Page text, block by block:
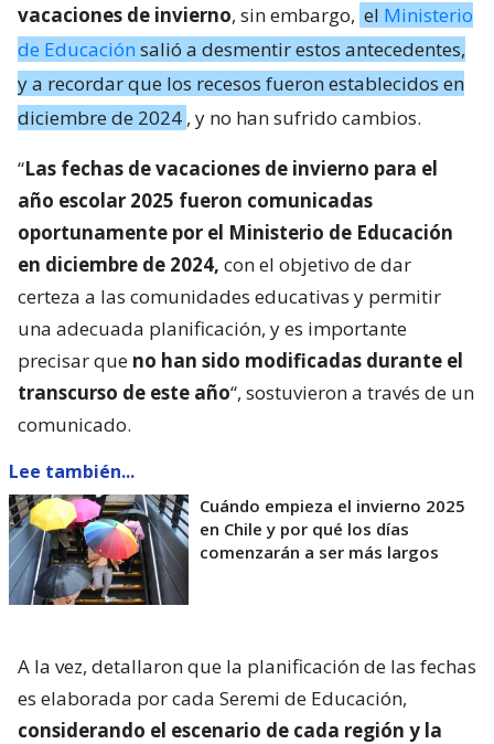
vacaciones de invierno, sin embargo, el Ministerio
de Educación salió a desmentir estos antecedentes,
y a recordar que los recesos fueron establecidos en
diciembre de 2024 , y no han sufrido cambios.
“Las fechas de vacaciones de invierno para el
año escolar 2025 fueron comunicadas
oportunamente por el Ministerio de Educación
en diciembre de 2024, con el objetivo de dar
certeza a las comunidades educativas y permitir
una adecuada planificación, y es importante
precisar que no han sido modificadas durante el
transcurso de este año“, sostuvieron a través de un
comunicado.
Lee también...
Cuándo empieza el invierno 2025
en Chile y por qué los días
comenzarán a ser más largos
A la vez, detallaron que la planificación de las fechas
es elaborada por cada Seremi de Educación,
considerando el escenario de cada región y la